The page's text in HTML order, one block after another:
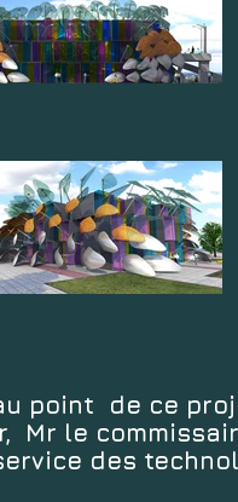
point de ce
Mr le
des